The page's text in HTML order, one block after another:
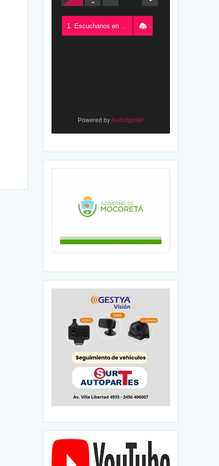
1. Escuchanos en Vivo - FM del Este 100.5, desde Chajarí, Entre Ríos, Argentina
Powered byAudioIgniter